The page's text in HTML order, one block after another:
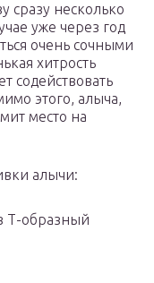
сразу несколько
уже через год
очень сочными
хитрость
содействовать
этого, алыча,
место на
алычи:
Т-образный